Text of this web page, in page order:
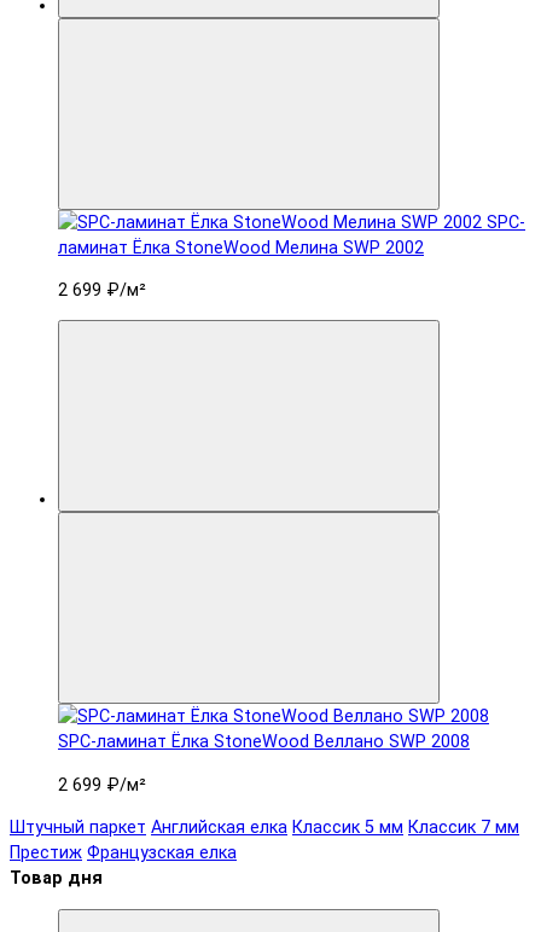
SPC-
ламинат Ëлка StoneWood Мелина SWP 2002
2 699 ₽/м²
SPC-ламинат Ëлка StoneWood Веллано SWP 2008
2 699 ₽/м²
Штучный паркет Английская елка Классик 5 мм Классик 7 мм
Престиж Французская елка
Товар дня